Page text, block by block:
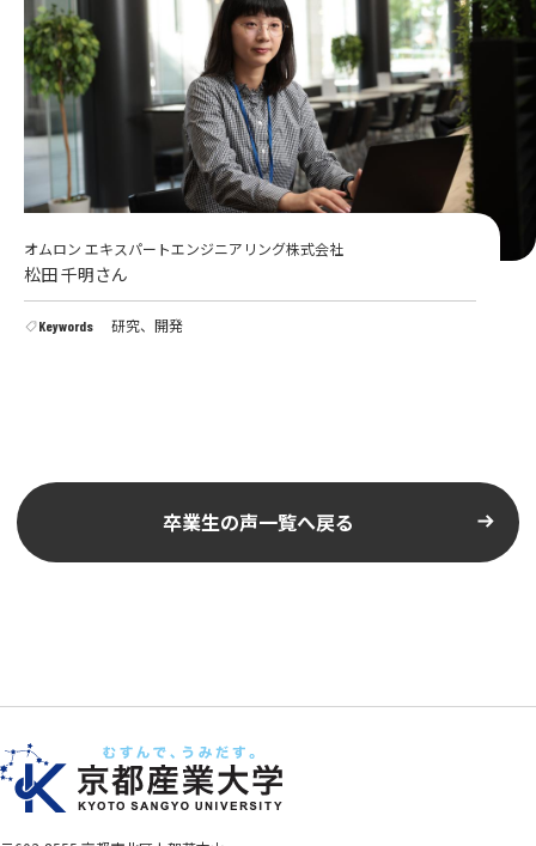
オムロン エキスパートエンジニアリング株式会社
松田 千明さん
Keywords 研究、開発
卒業生の声一覧へ戻る